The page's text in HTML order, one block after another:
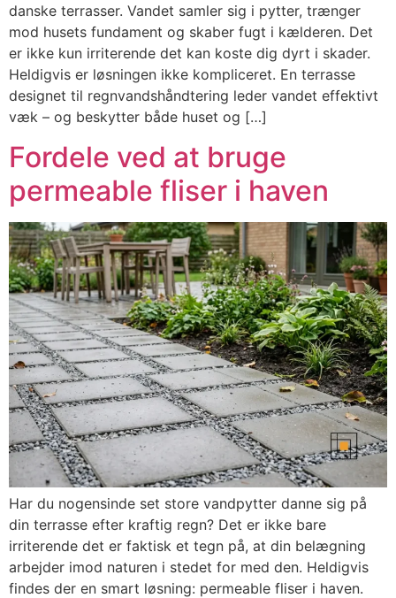
danske terrasser. Vandet samler sig i pytter, trænger
mod husets fundament og skaber fugt i kælderen. Det
er ikke kun irriterende det kan koste dig dyrt i skader.
Heldigvis er løsningen ikke kompliceret. En terrasse
designet til regnvandshåndtering leder vandet effektivt
væk – og beskytter både huset og […]
Fordele ved at bruge
permeable fliser i haven
Har du nogensinde set store vandpytter danne sig på
din terrasse efter kraftig regn? Det er ikke bare
irriterende det er faktisk et tegn på, at din belægning
arbejder imod naturen i stedet for med den. Heldigvis
findes der en smart løsning: permeable fliser i haven.